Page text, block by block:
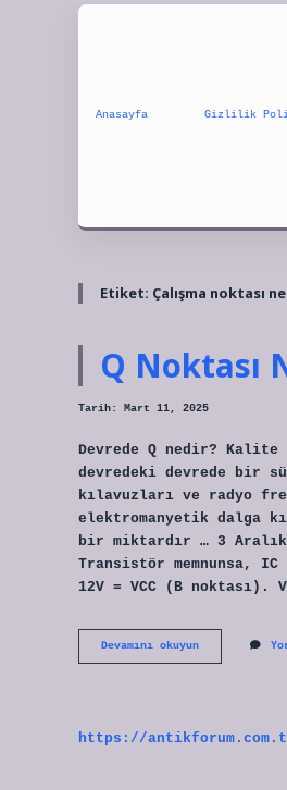
Anasayfa Gizlilik
Etiket: Çalışma noktası
Q Noktası
Tarih: Mart 11, 2025
Devrede Q nedir?
devredeki devrede bir
kılavuzları ve radyo
elektromanyetik dalga
bir miktardır … 3
Transistör memnunsa,
12V = VCC (B noktası).
Devamını okuyunQ
Noktası
https://